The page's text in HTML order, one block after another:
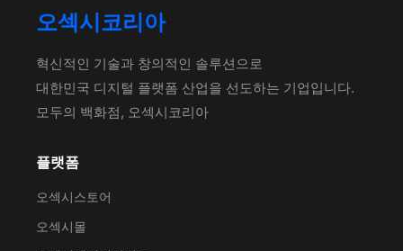
오섹시코리아
혁신적인 기술과 창의적인 솔루션으로
대한민국 디지털 플랫폼 산업을 선도하는 기업입니다.
모두의 백화점, 오섹시코리아
플랫폼
오섹시스토어
오섹시몰